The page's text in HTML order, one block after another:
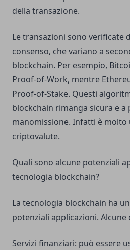
della transazione.
Le transazioni sono verificate
consenso, che variano a
blockchain. Per esempio,
Proof-of-Work, mentre
Proof-of-Stake. Questi
blockchain rimanga sicura e a
manomissione. Infatti è molto
criptovalute.
Quali sono alcune potenziali
tecnologia blockchain?
La tecnologia blockchain ha
potenziali applicazioni.
Servizi finanziari: può essere